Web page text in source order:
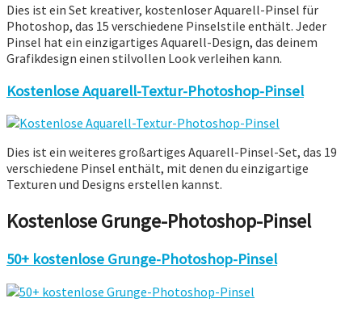
Dies ist ein Set kreativer, kostenloser Aquarell-Pinsel für
Photoshop, das 15 verschiedene Pinselstile enthält. Jeder
Pinsel hat ein einzigartiges Aquarell-Design, das deinem
Grafikdesign einen stilvollen Look verleihen kann.
Kostenlose Aquarell-Textur-Photoshop-Pinsel
Dies ist ein weiteres großartiges Aquarell-Pinsel-Set, das 19
verschiedene Pinsel enthält, mit denen du einzigartige
Texturen und Designs erstellen kannst.
Kostenlose Grunge-Photoshop-Pinsel
50+ kostenlose Grunge-Photoshop-Pinsel